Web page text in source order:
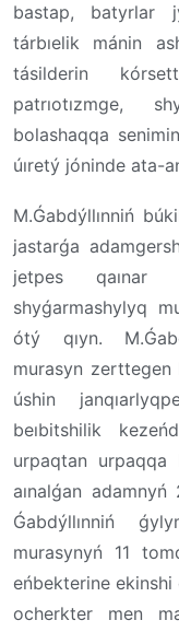
bastap, batyrlar
tárbıelik mánin
tásilderin
patrıotızmge,
bolashaqqa
úıretý jóninde ata-
M.Ǵabdýllınniń
jastarǵa
jetpes qaınar
shyǵarmashylyq
ótý qıyn.
murasyn zerttegen
úshin
beıbitshilik
urpaqtan
aınalǵan
Ǵabdýllınniń
murasynyń 11
eńbekterine ekinshi
ocherkter men